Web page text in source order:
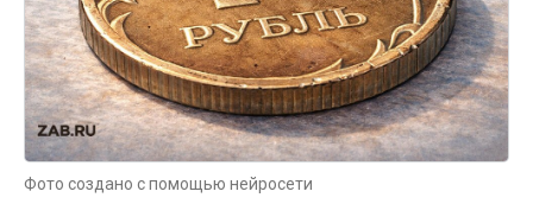
Фото создано с помощью нейросети